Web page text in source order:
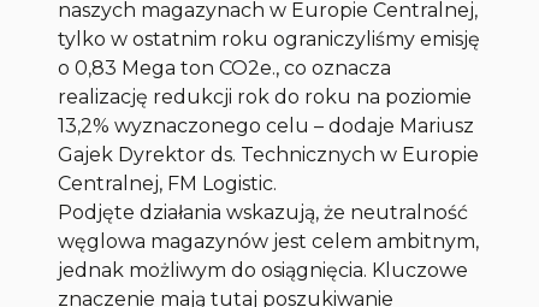
naszych magazynach w Europie Centralnej,
tylko w ostatnim roku ograniczyliśmy emisję
o 0,83 Mega ton CO2e., co oznacza
realizację redukcji rok do roku na poziomie
13,2% wyznaczonego celu – dodaje Mariusz
Gaje k Dyrektor ds. Technicznych w Europie
Centralnej, FM Logistic.
Podjęte działania wskazują, że neutralność
węglowa magazynów jest celem ambitnym,
jednak możliwym do osiągnięcia. Kluczowe
znaczenie mają tutaj poszukiwanie